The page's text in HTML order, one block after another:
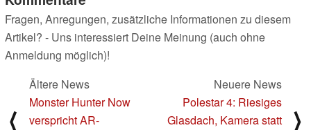
Fragen, Anregungen, zusätzliche Informationen zu diesem
Artikel? - Uns interessiert Deine Meinung (auch ohne
Anmeldung möglich)!
⟨
Ältere News
Monster Hunter Now
verspricht AR-
Neuere News
Polestar 4: Riesiges
Glasdach, Kamera statt
⟩